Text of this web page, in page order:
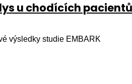
u chodících pacientů
výsledky studie EMBARK